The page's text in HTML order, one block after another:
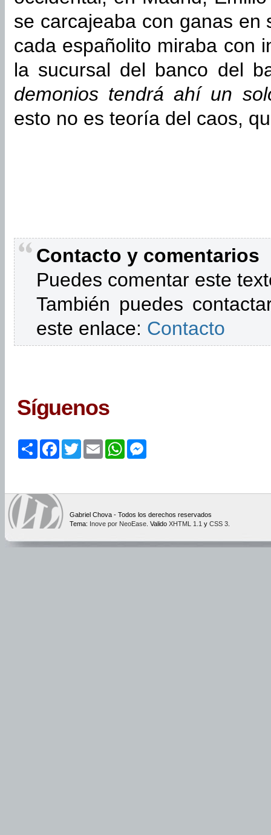
se carcajeaba con ganas en
cada españolito miraba con
la sucursal del banco del
demonios tendrá ahí un
esto no es teoría del caos,
Contacto y comentarios
Puedes comentar este
También puedes
este enlace: Contacto
Síguenos
ShareFacebook
TwitterEmailWhatsApp
Gabriel Chova - Todos los derechos reservados
Tema: Inove por NeoEase . Valido XHTML 1.1 y CSS 3